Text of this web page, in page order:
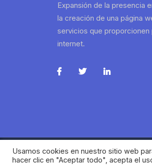
Expansión de la presencia
la creación de una página
servicios que
internet.
Usamos cookies en nuestro sitio web
hacer clic en "Aceptar todo", acepta el